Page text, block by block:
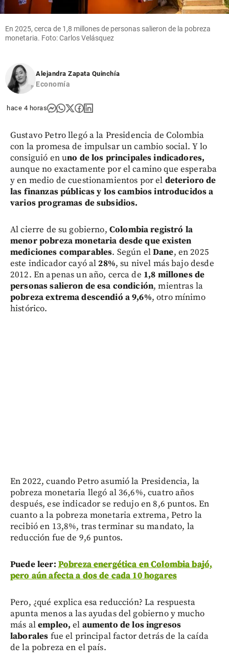
marco
tarifario
de aseo
En 2025, cerca de 1,8 millones de personas salieron de la pobreza
monetaria. Foto: Carlos Velásquez
Alejandra Zapata Quinchía
Economía
hace 4 horas
Gustavo Petro llegó a la Presidencia de Colombia
con la promesa de impulsar un cambio social. Y lo
consiguió en uno de los principales indicadores,
aunque no exactamente por el camino que esperaba
y en medio de cuestionamientos por el deterioro de
las finanzas públicas y los cambios introducidos a
varios programas de subsidios.
Al cierre de su gobierno, Colombia registró la
menor pobreza monetaria desde que existen
mediciones comparables. Según elDane, en 2025
este indicador cayó al28%, su nivel más bajo desde
2012. En apenas un año, cerca de 1,8 millones de
personas salieron de esa condición, mientras la
pobreza extrema descendió a 9,6%, otro mínimo
histórico.
En 2022, cuando Petro asumió la Presidencia, la
pobreza monetaria llegó al 36,6%, cuatro años
después, ese indicador se redujo en 8,6 puntos. En
cuanto a la pobreza monetaria extrema, Petro la
recibió en 13,8%, tras terminar su mandato, la
reducción fue de 9,6 puntos.
Puede leer: Pobreza energética en Colombia bajó,
pero aún afecta a dos de cada 10 hogares
Pero, ¿qué explica esa reducción? La respuesta
apunta menos a las ayudas del gobierno y mucho
más alempleo, el aumento de los ingresos
laborales fue el principal factor detrás de la caída
de la pobreza en el país.